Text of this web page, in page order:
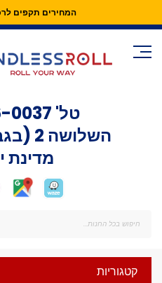
המחירים תקפים
Skip
Content
טל' 0037
השלושה 2 (בגב הבניין), ת"א
מדינת
קטגוריות